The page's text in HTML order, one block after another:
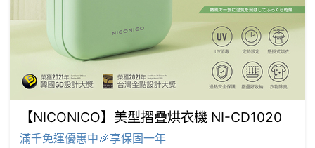
【NICONICO】美型摺疊烘衣機 NI-CD1020
滿千免運優惠中🎉享保固一年